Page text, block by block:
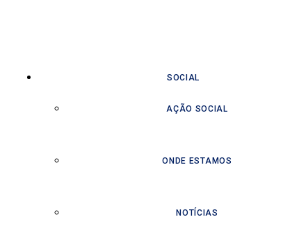
SOCIAL
AÇÃO SOCIAL
ONDE ESTAMOS
NOTÍCIAS